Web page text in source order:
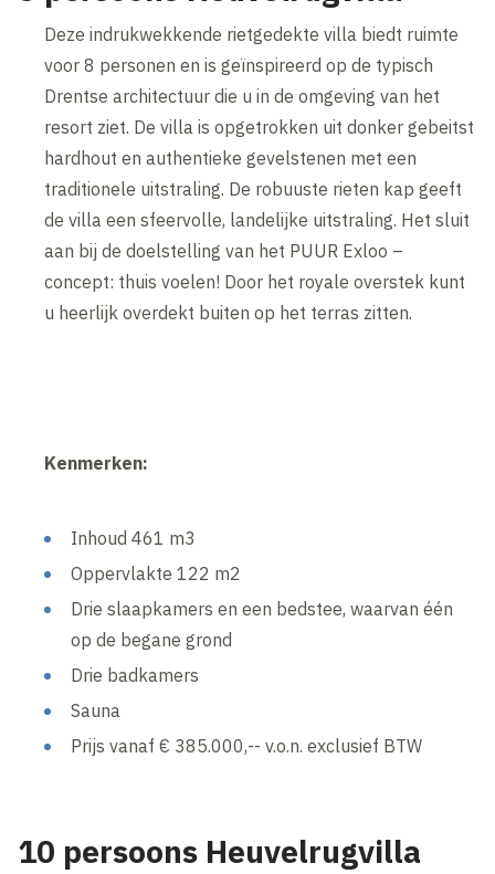
Deze indrukwekkende rietgedekte villa biedt ruimte
voor 8 personen en is geïnspireerd op de typisch
Drentse architectuur die u in de omgeving van het
resort ziet. De villa is opgetrokken uit donker gebeitst
hardhout en authentieke gevelstenen met een
traditionele uitstraling. De robuuste rieten kap geeft
de villa een sfeervolle, landelijke uitstraling. Het sluit
aan bij de doelstelling van het PUUR Exloo –
concept: thuis voelen! Door het royale overstek kunt
u heerlijk overdekt buiten op het terras zitten.
Kenmerken:
Inhoud 461 m3
Oppervlakte 122 m2
Drie slaapkamers en een bedstee, waarvan één
op de begane grond
Drie badkamers
Sauna
Prijs vanaf € 385.000,-- v.o.n. exclusief BTW
10 persoons Heuvelrugvilla